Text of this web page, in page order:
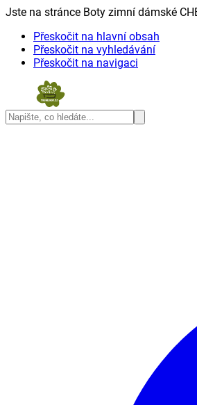
Jste na stránce Boty zimní dámské
Přeskočit na hlavní obsah
Přeskočit na vyhledávání
Přeskočit na navigaci